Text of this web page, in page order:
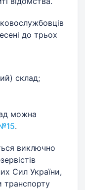
до трьох
склад;
можна
.
виключно
Сил України,
транспорту